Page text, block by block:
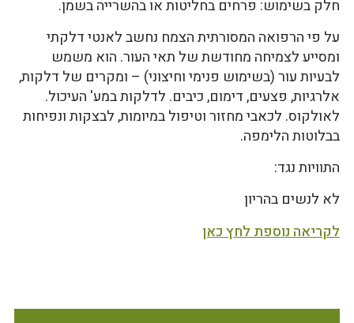
חלק בשימוש: פרחים בחליטות או בהשרייה בשמן.
על פי הרפואה המסורתית הצמח נחשב לאנטי דלקתי
ומסייע לצמיחה מחודשת של תאי העור. הוא משמש
לבעיות עור (בשימוש פנימי וחיצוני) – ומקרים של דלקות,
אלרגיות, פצעים, דימום, כיבים. לדלקות במע' העיכול.
לאולקוס. לכאבי מחזור וטיפול במיומות, לבצקות ונפיחות
בבלוטות הלימפה.
התוויות נגד:
לא לנשים בהריון
לקריאה נוספת לחץ כאן